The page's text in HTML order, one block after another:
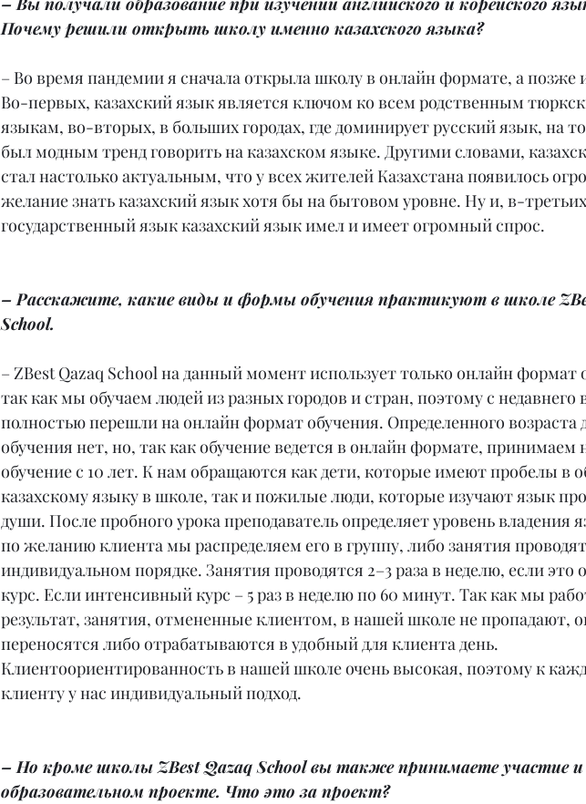
Почему решили открыть школу именно казахского языка?
– Во время пандемии я сначала открыла школу в онлайн формате, а позже
Во-первых, казахский язык является ключом ко всем родственным
языкам, во-вторых, в больших городах, где доминирует русский язык, на
был модным тренд говорить на казахском языке. Другими словами,
стал настолько актуальным, что у всех жителей Казахстана появилось
желание знать казахский язык хотя бы на бытовом уровне. Ну и, в-
государственный язык казахский язык имел и имеет огромный спрос.
– Расскажите, какие виды и формы обучения практикуют в школе
School.
– ZBest Qazaq School на данный момент использует только онлайн формат
так как мы обучаем людей из разных городов и стран, поэтому с недавнего
полностью перешли на онлайн формат обучения. Определенного возраста
обучения нет, но, так как обучение ведется в онлайн формате, принимаем
обучение с 10 лет. К нам обращаются как дети, которые имеют пробелы в
казахскому языку в школе, так и пожилые люди, которые изучают язык
души. После пробного урока преподаватель определяет уровень владения
по желанию клиента мы распределяем его в группу, либо занятия
индивидуальном порядке. Занятия проводятся 2–3 раза в неделю, если это
курс. Если интенсивный курс – 5 раз в неделю по 60 минут. Так как мы
результат, занятия, отмененные клиентом, в нашей школе не пропадают,
переносятся либо отрабатываются в удобный для клиента день.
Клиентоориентированность в нашей школе очень высокая, поэтому к
клиенту у нас индивидуальный подход.
– Но кроме школы ZBest Qazaq School вы также принимаете участие и
образовательном проекте. Что это за проект?